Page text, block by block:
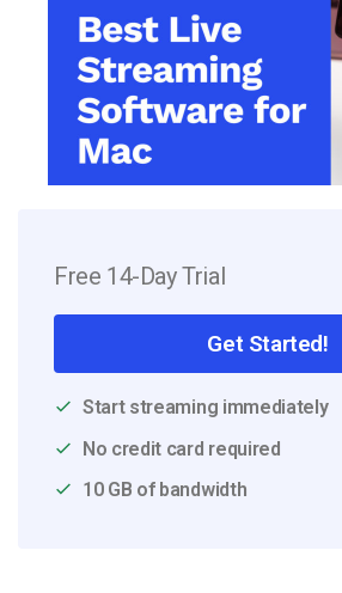
Free 14-Day Trial
Get Started!
Start streaming immediately
No credit card required
10 GB of bandwidth